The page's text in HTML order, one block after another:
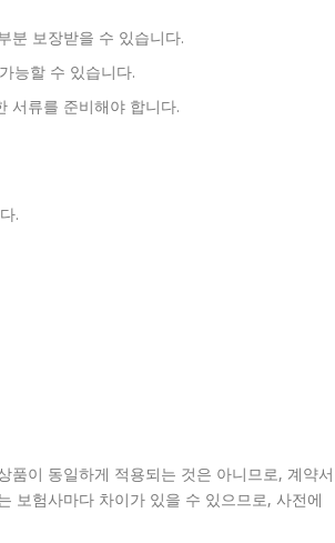
분 보장받을 수 있습니다.
능할 수 있습니다.
서류를 준비해야 합니다.
.
품이 동일하게 적용되는 것은 아니므로, 계약서
보험사마다 차이가 있을 수 있으므로, 사전에